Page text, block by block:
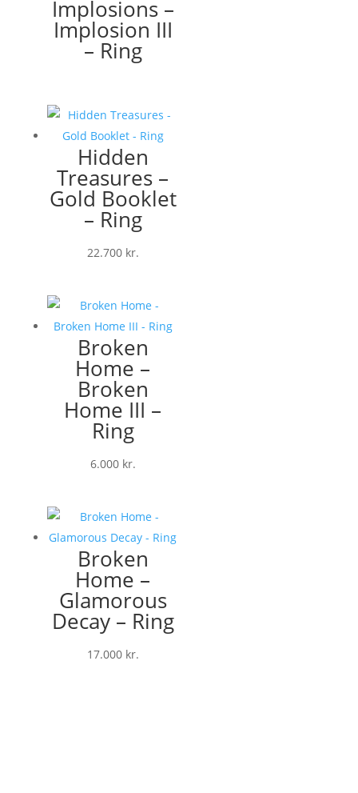
Implosions –
Implosion III
– Ring
Hidden
Treasures –
Gold Booklet
– Ring
22.700 kr.
Broken
Home –
Broken
Home III –
Ring
6.000 kr.
Broken
Home –
Glamorous
Decay – Ring
17.000 kr.